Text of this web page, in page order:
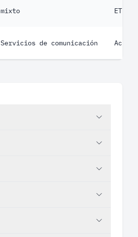
mixto ETF
Servicios de comunicación Acción